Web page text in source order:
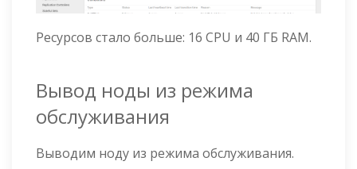
Ресурсов стало больше: 16 CPU и 40 ГБ RAM.
Вывод ноды из режима
обслуживания
Выводим ноду из режима обслуживания.